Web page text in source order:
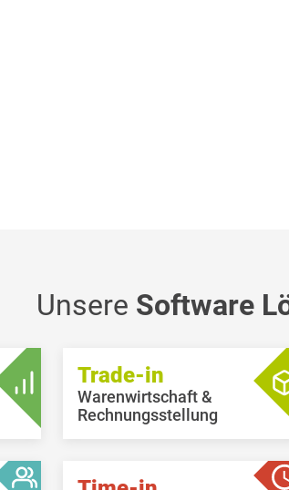
Unsere Software
Trade-in
Warenwirtschaft &
Rechnungsstellung